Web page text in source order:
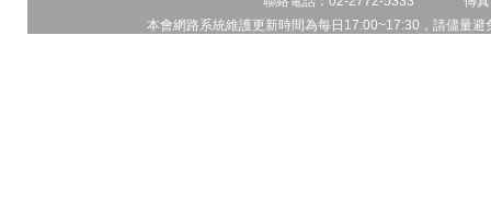
本會網路系統維護更新時間為每日17:00~17:30，請儘量